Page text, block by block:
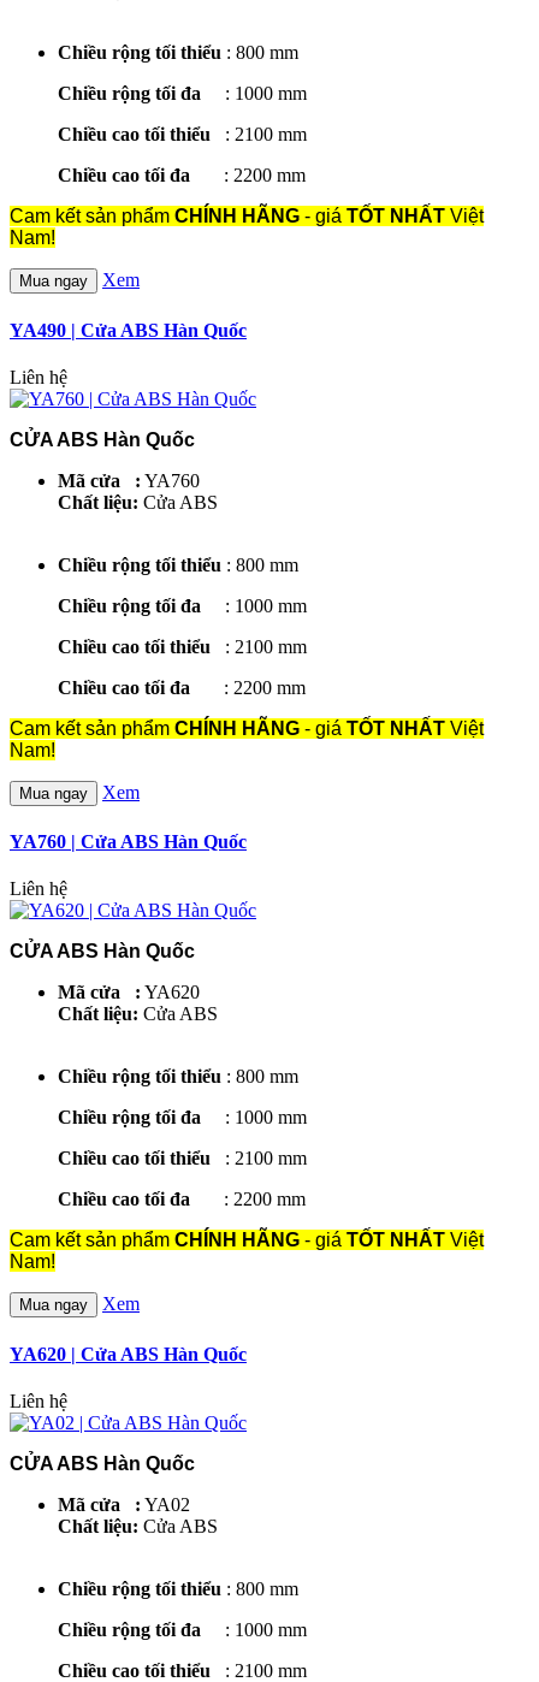
Chiều rộng tối thiểu : 800 mm
Chiều rộng tối đa : 1000 mm
Chiều cao tối thiểu : 2100 mm
Chiều cao tối đa : 2200 mm
Cam kết sản phẩm CHÍNH HÃNG - giá TỐT NHẤT Việt
Nam!
Mua ngay Xem
YA490 | Cửa ABS Hàn Quốc
Liên hệ
CỬA ABS Hàn Quốc
Mã cửa : YA760
Chất liệu: Cửa ABS
Chiều rộng tối thiểu : 800 mm
Chiều rộng tối đa : 1000 mm
Chiều cao tối thiểu : 2100 mm
Chiều cao tối đa : 2200 mm
Cam kết sản phẩm CHÍNH HÃNG - giá TỐT NHẤT Việt
Nam!
Mua ngay Xem
YA760 | Cửa ABS Hàn Quốc
Liên hệ
CỬA ABS Hàn Quốc
Mã cửa : YA620
Chất liệu: Cửa ABS
Chiều rộng tối thiểu : 800 mm
Chiều rộng tối đa : 1000 mm
Chiều cao tối thiểu : 2100 mm
Chiều cao tối đa : 2200 mm
Cam kết sản phẩm CHÍNH HÃNG - giá TỐT NHẤT Việt
Nam!
Mua ngay Xem
YA620 | Cửa ABS Hàn Quốc
Liên hệ
CỬA ABS Hàn Quốc
Mã cửa : YA02
Chất liệu: Cửa ABS
Chiều rộng tối thiểu : 800 mm
Chiều rộng tối đa : 1000 mm
Chiều cao tối thiểu : 2100 mm